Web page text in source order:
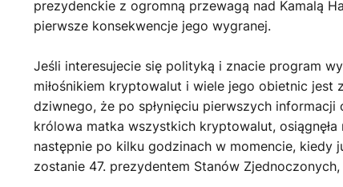
prezydenckie z ogromną przewagą nad Kamalą
pierwsze konsekwencje jego wygranej.
Jeśli interesujecie się polityką i znacie program
miłośnikiem kryptowalut i wiele jego obietnic jest
dziwnego, że po spłynięciu pierwszych
królowa matka wszystkich kryptowalut,
następnie po kilku godzinach w momencie, kiedy
zostanie 47. prezydentem Stanów